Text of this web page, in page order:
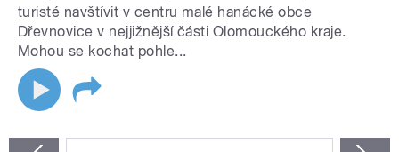
turisté navštívit v centru malé hanácké obce
Dřevnovice v nejjižnější části Olomouckého kraje.
Mohou se kochat pohle...